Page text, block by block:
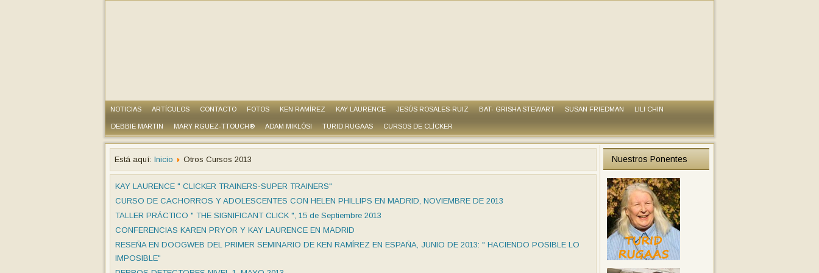
NOTICIAS ARTÍCULOS CONTACTO FOTOS KEN RAMÍREZ KAY LAURENCE JESÚS ROSALES-RUIZ BAT- GRISHA STEWART SUSAN FRIEDMAN LILI CHIN
DEBBIE MARTIN MARY RGUEZ-TTOUCH® ADAM MIKLÓSI TURID RUGAAS CURSOS DE CLÍCKER
Está aquí: Inicio Otros Cursos 2013
KAY LAURENCE " CLICKER TRAINERS-SUPER TRAINERS"
CURSO DE CACHORROS Y ADOLESCENTES CON HELEN PHILLIPS EN MADRID, NOVIEMBRE DE 2013
TALLER PRÁCTICO " THE SIGNIFICANT CLICK ", 15 de Septiembre 2013
CONFERENCIAS KAREN PRYOR Y KAY LAURENCE EN MADRID
RESEÑA EN DOOGWEB DEL PRIMER SEMINARIO DE KEN RAMÍREZ EN ESPAÑA, JUNIO DE 2013: " HACIENDO POSIBLE LO
IMPOSIBLE"
Nuestros Ponentes